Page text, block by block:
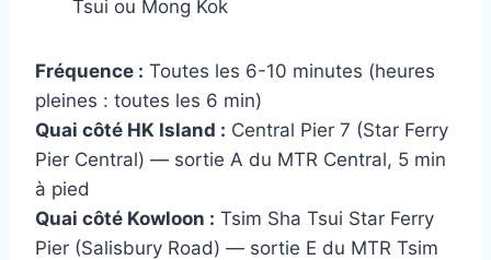
Tsui ou Mong Kok
Fréquence : Toutes les 6-10 minutes (heures
pleines : toutes les 6 min)
Quai côté HK Island : Central Pier 7 (Star Ferry
Pier Central) — sortie A du MTR Central, 5 min
à pied
Quai côté Kowloon : Tsim Sha Tsui Star Ferry
Pier (Salisbury Road) — sortie E du MTR Tsim